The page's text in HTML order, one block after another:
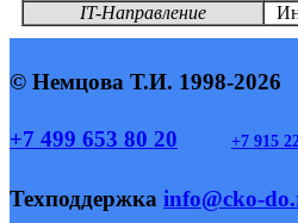
IT-Направление
© Немцова Т.И. 1998-2026
+7 499 653 80 20 +7 915
Техподдержка info@cko-